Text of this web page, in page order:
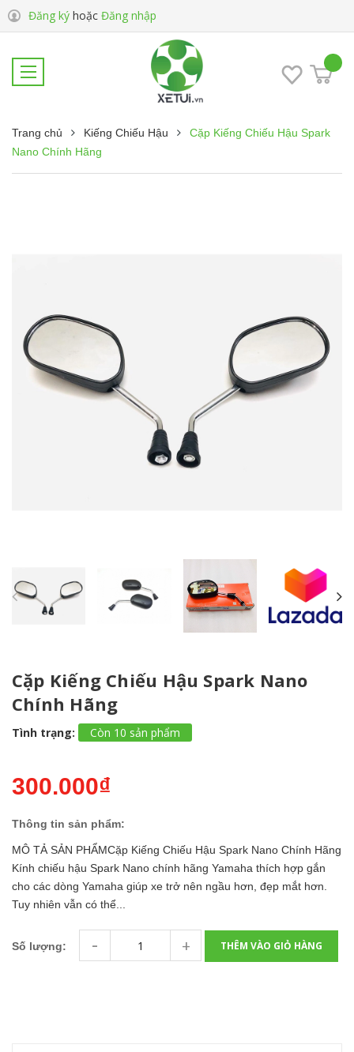
Đăng ký hoặc Đăng nhập
Trang chủ Kiếng Chiếu Hậu
Cặp Kiếng Chiếu Hậu Spark
Nano Chính Hãng
Cặp Kiếng Chiếu Hậu Spark Nano
Chính Hãng
Tình trạng: Còn 10 sản phẩm
300.000₫
Thông tin sản phẩm:
MÔ TẢ SẢN PHẨMCặp Kiếng Chiếu Hậu Spark Nano Chính Hãng
Kính chiếu hậu Spark Nano chính hãng Yamaha thích hợp gắn
cho các dòng Yamaha giúp xe trở nên ngầu hơn, đẹp mắt hơn.
Tuy nhiên vẫn có thể...
Số lượng: - + THÊM VÀO GIỎ HÀNG